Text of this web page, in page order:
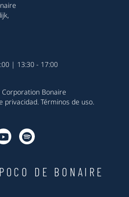
| 13:30 - 17:00
Bonaire
privacidad. Términos de uso.
DE BONAIRE